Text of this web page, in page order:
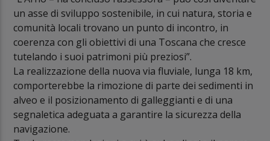
un asse di sviluppo sostenibile, in cui natura, storia e
comunità locali trovano un punto di incontro, in
coerenza con gli obiettivi di una Toscana che cresce
tutelando i suoi patrimoni più preziosi”.
La realizzazione della nuova via fluviale, lunga 18 km,
comporterebbe la rimozione di parte dei sedimenti in
alveo e il posizionamento di galleggianti e di una
segnaletica adeguata a garantire la sicurezza della
navigazione.